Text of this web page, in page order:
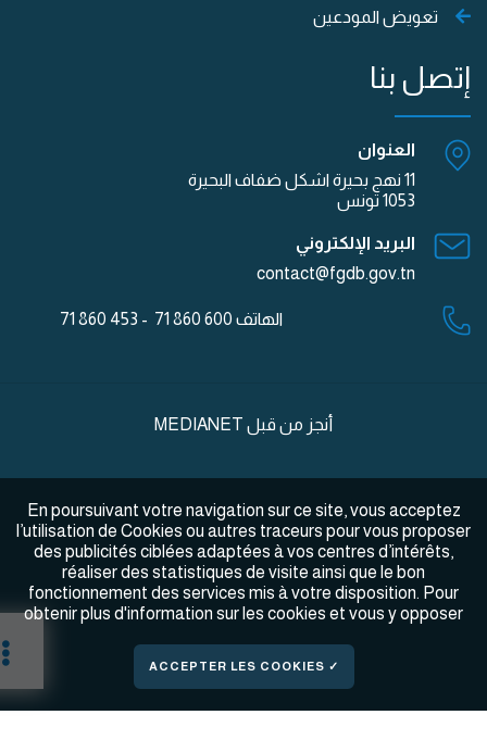
تعويض المودعين
إتصل بنا
العنوان
1053 تونس
البريد الإلكتروني
contact@fgdb.gov.tn
الهاتف600 860 71 - 453 860 71
أنجز من قبلMEDIANET
En poursuivant votre navigation sur ce site, vous acceptez
l’utilisation de Cookies ou autres traceurs pour vous proposer
des publicités ciblées adaptées à vos centres d’intérêts,
réaliser des statistiques de visite ainsi que le bon
fonctionnement des services mis à votre disposition. Pour
obtenir plus d'information sur les cookies et vous y opposer